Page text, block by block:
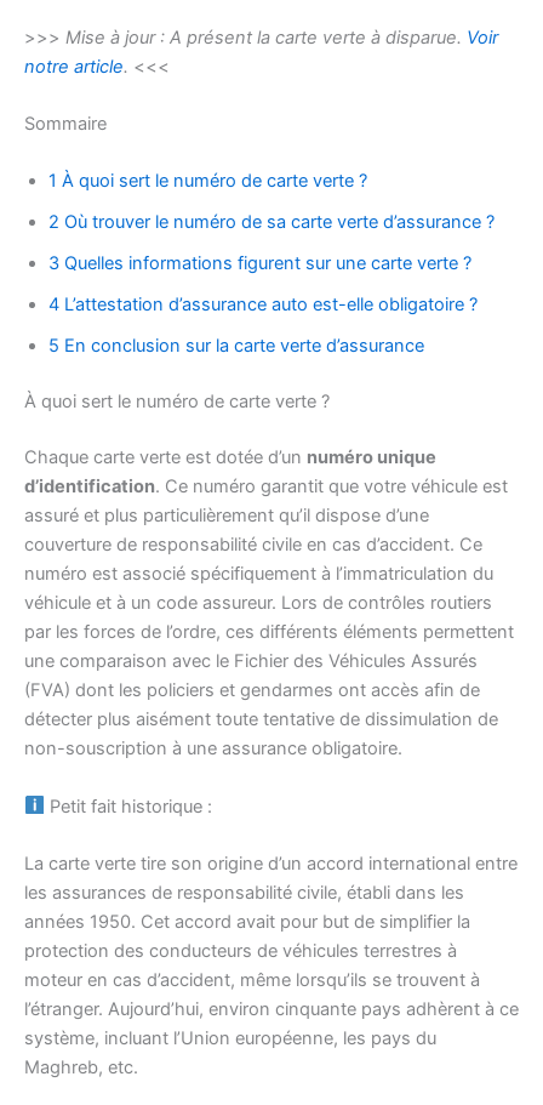
>>> Mise à jour : A présent la carte verte à disparue. Voir
notre article. <<<
Sommaire
1 À quoi sert le numéro de carte verte ?
2 Où trouver le numéro de sa carte verte d’assurance ?
3 Quelles informations figurent sur une carte verte ?
4 L’attestation d’assurance auto est-elle obligatoire ?
5 En conclusion sur la carte verte d’assurance
À quoi sert le numéro de carte verte ?
Chaque carte verte est dotée d’un numéro unique
d’identification. Ce numéro garantit que votre véhicule est
assuré et plus particulièrement qu’il dispose d’une
couverture de responsabilité civile en cas d’accident. Ce
numéro est associé spécifiquement à l’immatriculation du
véhicule et à un code assureur. Lors de contrôles routiers
par les forces de l’ordre, ces différents éléments permettent
une comparaison avec le Fichier des Véhicules Assurés
(FVA) dont les policiers et gendarmes ont accès afin de
détecter plus aisément toute tentative de dissimulation de
non-souscription à une assurance obligatoire.
Petit fait historique :
La carte verte tire son origine d’un accord international entre
les assurances de responsabilité civile, établi dans les
années 1950. Cet accord avait pour but de simplifier la
protection des conducteurs de véhicules terrestres à
moteur en cas d’accident, même lorsqu’ils se trouvent à
l’étranger. Aujourd’hui, environ cinquante pays adhèrent à ce
système, incluant l’Union européenne, les pays du
Maghreb, etc.